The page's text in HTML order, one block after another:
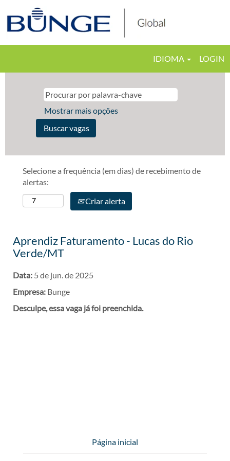
IDIOMA LOGIN
Mostrar mais opções
Selecione a frequência (em dias) de recebimento de
alertas:
Criar alerta
Aprendiz Faturamento - Lucas do Rio
Verde/MT
Data: 5 de jun. de 2025
Empresa: Bunge
Desculpe, essa vaga já foi preenchida.
Página inicial